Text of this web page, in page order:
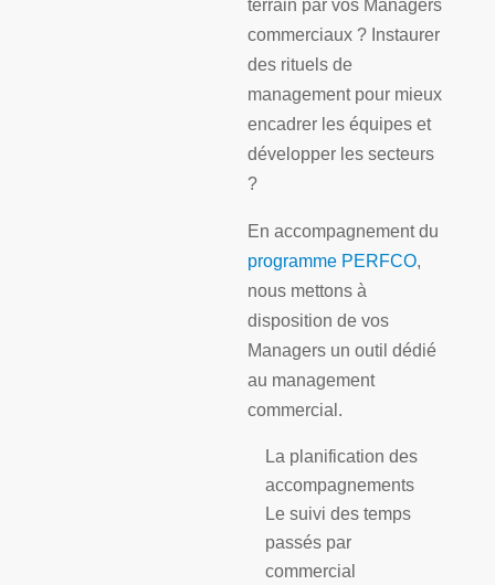
terrain par vos Managers
commerciaux ? Instaurer
des rituels de
management pour mieux
encadrer les équipes et
développer les secteurs
?
En accompagnement du
programme PERFCO,
nous mettons à
disposition de vos
Managers un outil dédié
au management
commercial.
La planification des
accompagnements
Le suivi des temps
passés par
commercial